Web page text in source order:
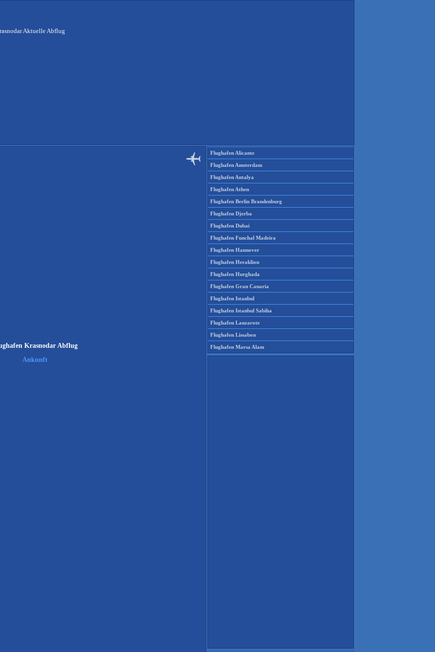
Aktuelle Abflug
Krasnodar Abflug
Ankunft
Flughafen Alicante
Flughafen Amsterdam
Flughafen Antalya
Flughafen Athen
Flughafen Berlin Brandenburg
Flughafen Djerba
Flughafen Dubai
Flughafen Funchal Madeira
Flughafen Hannover
Flughafen Heraklion
Flughafen Hurghada
Flughafen Gran Canaria
Flughafen Istanbul
Flughafen Istanbul Sabiha
Flughafen Lanzarote
Flughafen Lissabon
Flughafen Marsa Alam